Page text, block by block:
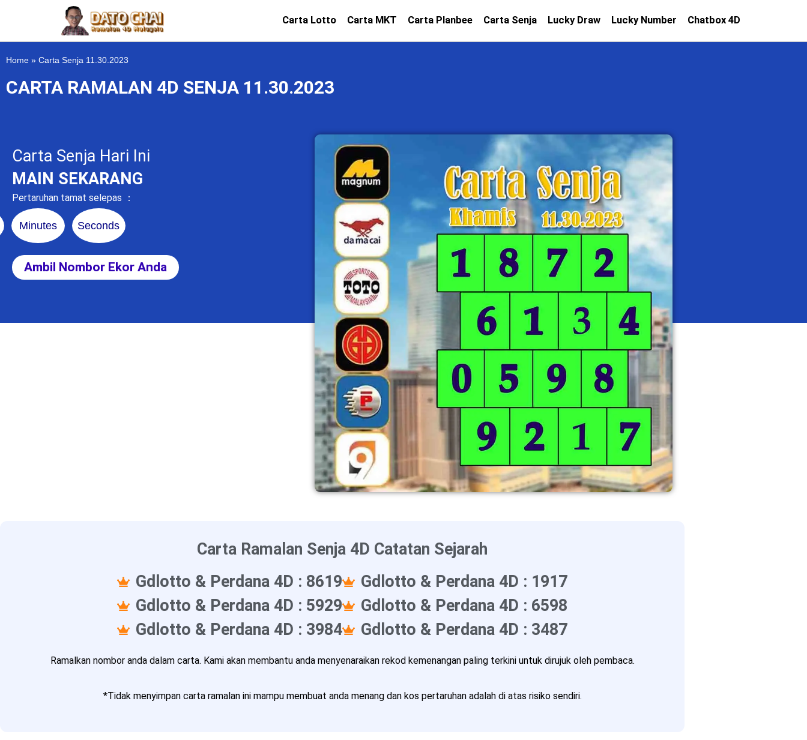
Carta Lotto Carta MKT Carta Planbee Carta Senja Lucky Draw Lucky Number Chatbox 4D
Home » Carta Senja 11.30.2023
CARTA RAMALAN 4D SENJA 11.30.2023
Carta Senja Hari Ini
MAIN SEKARANG
Pertaruhan tamat selepas ：
Minutes Seconds
Ambil Nombor Ekor Anda
Carta Ramalan Senja 4D Catatan Sejarah
Gdlotto & Perdana 4D : 8619
Gdlotto & Perdana 4D : 1917
Gdlotto & Perdana 4D : 5929
Gdlotto & Perdana 4D : 6598
Gdlotto & Perdana 4D : 3984
Gdlotto & Perdana 4D : 3487
Ramalkan nombor anda dalam carta. Kami akan membantu anda menyenaraikan rekod kemenangan paling terkini untuk dirujuk oleh pembaca.
*Tidak menyimpan carta ramalan ini mampu membuat anda menang dan kos pertaruhan adalah di atas risiko sendiri.